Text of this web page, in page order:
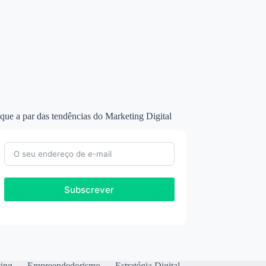
a par das tendências do Marketing Digital
Subscrever